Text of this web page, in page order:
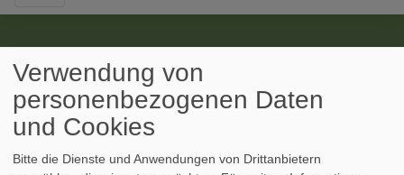
Verwendung von
personenbezogenen Daten
und Cookies
Bitte die Dienste und Anwendungen von Drittanbietern